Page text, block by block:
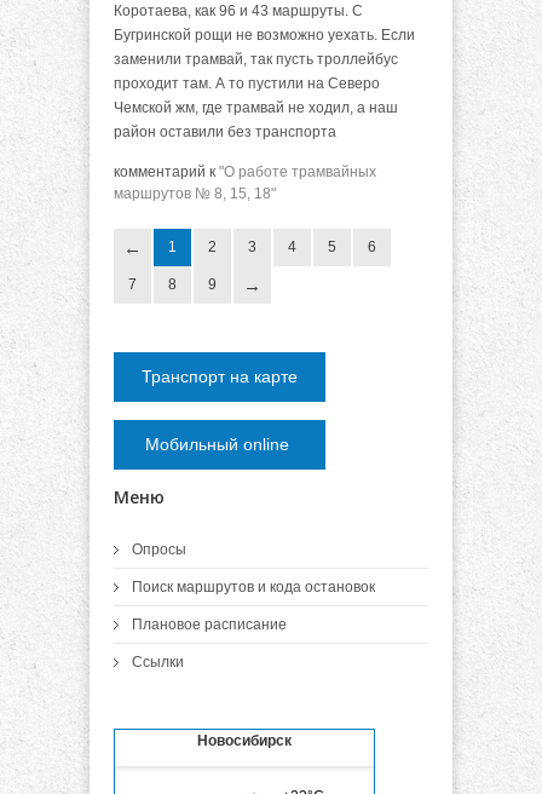
Коротаева, как 96 и 43 маршруты. С
Бугринской рощи не возможно уехать. Если
заменили трамвай, так пусть троллейбус
проходит там. А то пустили на Северо
Чемской жм, где трамвай не ходил, а наш
район оставили без транспорта
комментарий к "О работе трамвайных
маршрутов № 8, 15, 18"
1 2 3 4 5 6
7 8 9
Транспорт на карте
Мобильный online
Меню
Опросы
Поиск маршрутов и кода остановок
Плановое расписание
Ссылки
Новосибирск